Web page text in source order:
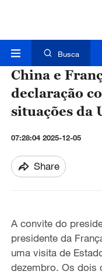
Busca
China e
declaração
situações da
07:28:04 2025-12-05
Share
A convite do
presidente da
uma visita de
dezembro. Os dois